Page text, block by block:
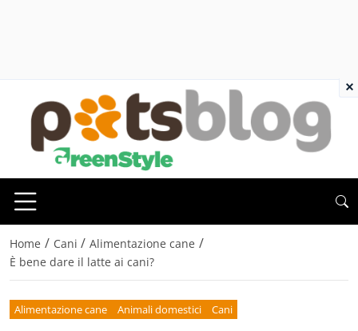
Home / Cani / Alimentazione cane /
È bene dare il latte ai cani?
Alimentazione cane Animali domestici Cani
×